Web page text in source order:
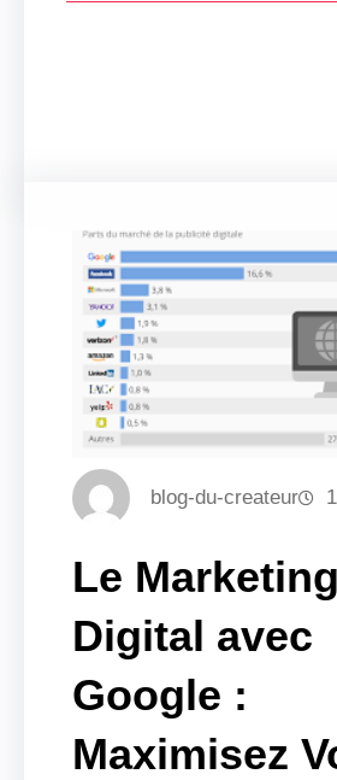
blog-du-createur
Le Marketing
Digital avec
Google :
Maximisez